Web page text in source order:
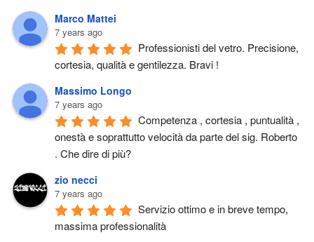
Marco Mattei
7 years ago
Professionisti del vetro. Precisione,
cortesia, qualità e gentilezza. Bravi !
Massimo Longo
7 years ago
Competenza , cortesia , puntualità ,
onestà e soprattutto velocità da parte del sig. Roberto
. Che dire di più?
zio necci
7 years ago
Servizio ottimo e in breve tempo,
massima professionalità